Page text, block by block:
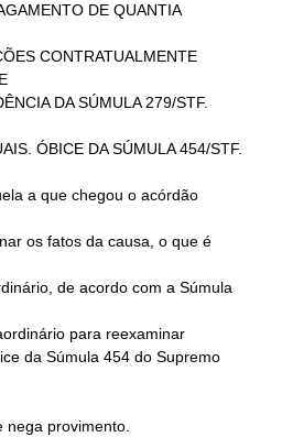
DE QUANTIA
para reexaminar
nega provimento.